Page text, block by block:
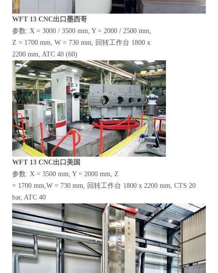
WFT 13 CNC出口墨西哥
参数: X = 3000 / 3500 mm, Y = 2000 / 2500 mm,
Z = 1700 mm, W = 730 mm, 回转工作台 1800 x
2200 mm, ATC 40 (60)
WFT 13 CNC出口美国
参数: X = 3500 mm, Y = 2000 mm, Z
= 1700 mm,W = 730 mm, 回转工作台 1800 x 2200 mm, CTS 20
bar, ATC 40